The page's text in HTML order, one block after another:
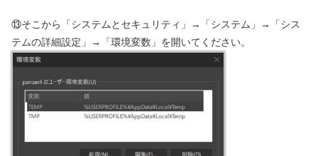
⑬そこから「システムとセキュリティ」→「システム」→「シス
テムの詳細設定」→「環境変数」を開いてください。